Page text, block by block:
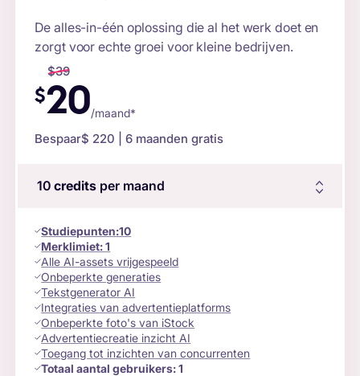
De alles-in-één oplossing die al het werk doet en
zorgt voor echte groei voor kleine bedrijven.
$39
$20/maand*
Bespaar$ 220 | 6 maanden gratis
10 creditsper maand
Studiepunten:10
Merklimiet:1
Alle AI-assets vrijgespeeld
Onbeperkte generaties
Tekstgenerator AI
Integraties van advertentieplatforms
Onbeperkte foto's van iStock
Advertentiecreatie inzicht AI
Toegang tot inzichten van concurrenten
Totaal aantal gebruikers:1